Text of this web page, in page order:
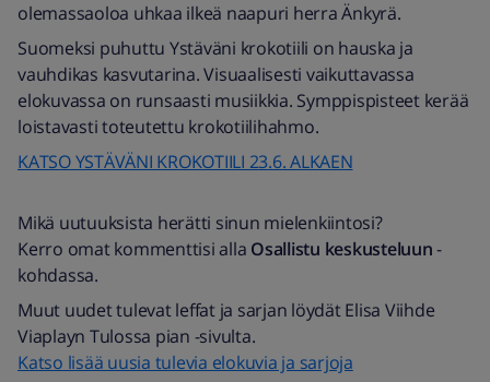
olemassaoloa uhkaa ilkeä naapuri herra Änkyrä.
Suomeksi puhuttu Ystäväni krokotiili on hauska ja
vauhdikas kasvutarina. Visuaalisesti vaikuttavassa
elokuvassa on runsaasti musiikkia. Symppispisteet kerää
loistavasti toteutettu krokotiilihahmo.
KATSO YSTÄVÄNI KROKOTIILI 23.6. ALKAEN
Mikä uutuuksista herätti sinun mielenkiintosi?
Kerro omat kommenttisi alla Osallistu keskusteluun-
kohdassa.
Muut uudet tulevat leffat ja sarjan löydät Elisa Viihde
Viaplayn Tulossa pian -sivulta.
Katso lisää uusia tulevia elokuvia ja sarjoja